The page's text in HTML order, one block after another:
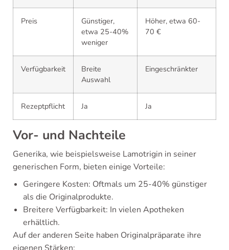
Preis
Günstiger,
etwa 25-40%
weniger
Höher, etwa 60-
70 €
Verfügbarkeit
Breite
Auswahl
Eingeschränkter
Rezeptpflicht Ja Ja
Vor- und Nachteile
Generika, wie beispielsweise Lamotrigin in seiner
generischen Form, bieten einige Vorteile:
Geringere Kosten: Oftmals um 25-40% günstiger
als die Originalprodukte.
Breitere Verfügbarkeit: In vielen Apotheken
erhältlich.
Auf der anderen Seite haben Originalpräparate ihre